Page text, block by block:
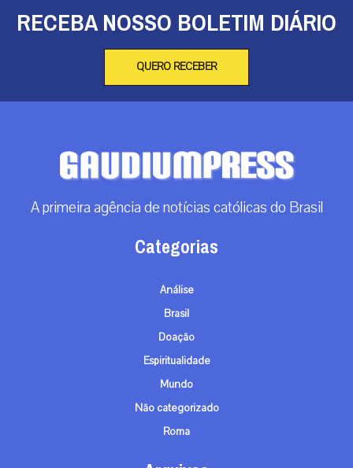
RECEBA NOSSO BOLETIM DIÁRIO
QUERO RECEBER
A primeira agência de notícias católicas do Brasil
Categorias
Análise
Brasil
Doação
Espiritualidade
Mundo
Não categorizado
Roma